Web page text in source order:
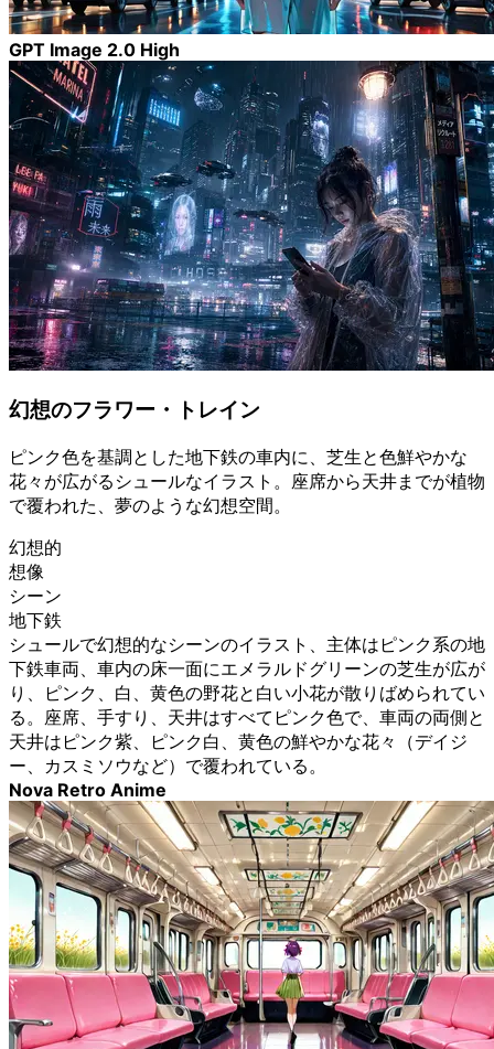
GPT Image 2.0 High
幻想のフラワー・トレイン
ピンク色を基調とした地下鉄の車内に、芝生と色鮮やかな
花々が広がるシュールなイラスト。座席から天井までが植物
で覆われた、夢のような幻想空間。
幻想的
想像
シーン
地下鉄
シュールで幻想的なシーンのイラスト、主体はピンク系の地
下鉄車両、車内の床一面にエメラルドグリーンの芝生が広が
り、ピンク、白、黄色の野花と白い小花が散りばめられてい
る。座席、手すり、天井はすべてピンク色で、車両の両側と
天井はピンク紫、ピンク白、黄色の鮮やかな花々（デイジ
ー、カスミソウなど）で覆われている。
Nova Retro Anime